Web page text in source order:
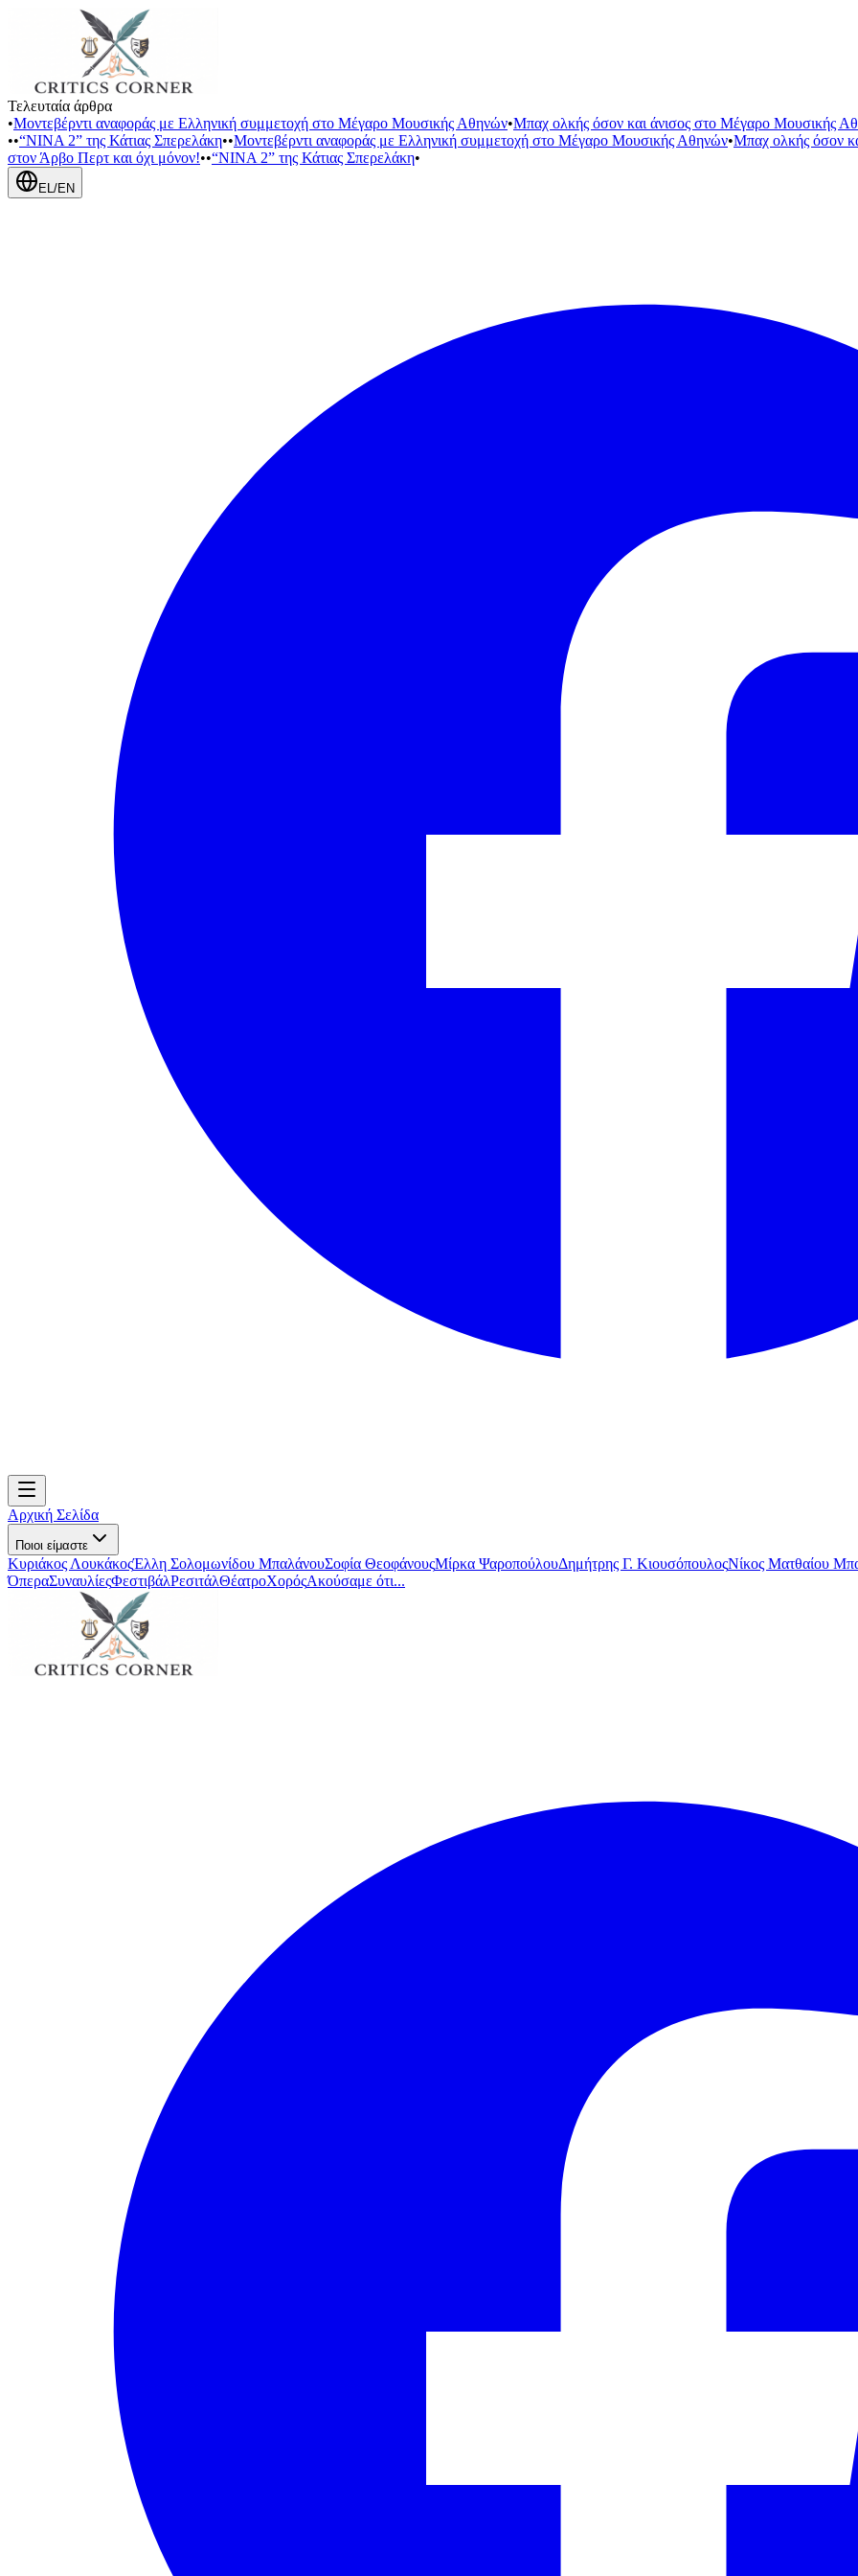
Τελευταία άρθρα
•Μοντεβέρντι αναφοράς με Ελληνική συμμετοχή στο Μέγαρο Μουσικής Αθηνών•Μπαχ ολκής όσον και άνισος στο Μέγαρο Μουσικής
••“NINA 2” της Κάτιας Σπερελάκη••Μοντεβέρντι αναφοράς με Ελληνική συμμετοχή στο Μέγαρο Μουσικής Αθηνών•Μπαχ ολκής όσον
στον Άρβο Περτ και όχι μόνον!••“NINA 2” της Κάτιας Σπερελάκη•
EL/EN
Αρχική Σελίδα
Ποιοι είμαστε
Κυριάκος ΛουκάκοςΈλλη Σολομωνίδου ΜπαλάνουΣοφία ΘεοφάνουςΜίρκα ΨαροπούλουΔημήτρης Γ. ΚιουσόπουλοςΝίκος Ματθαίου
ΌπεραΣυναυλίεςΦεστιβάλΡεσιτάλΘέατροΧορόςΑκούσαμε ότι...